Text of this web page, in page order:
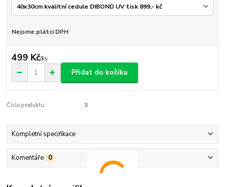
Nejsme plátci DPH
499 Kč/ks
Přidat do košíku
Číslo produktu: 3
Kompletní specifikace
Komentáře 0